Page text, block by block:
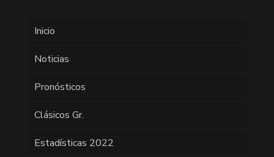
Inicio
Noticias
Pronósticos
Clásicos Gr.
Estadísticas 2022